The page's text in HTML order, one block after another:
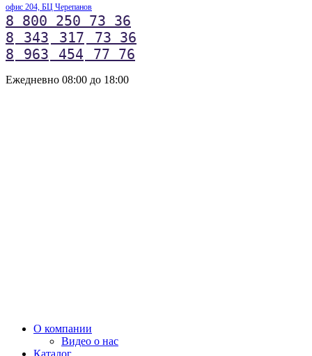
офис 204, БЦ Черепанов
8 800 250 73 36
8
343 317
73 36
8
963 454 77 76
Ежедневно 08:00 до 18:00
О компании
Видео о нас
Каталог